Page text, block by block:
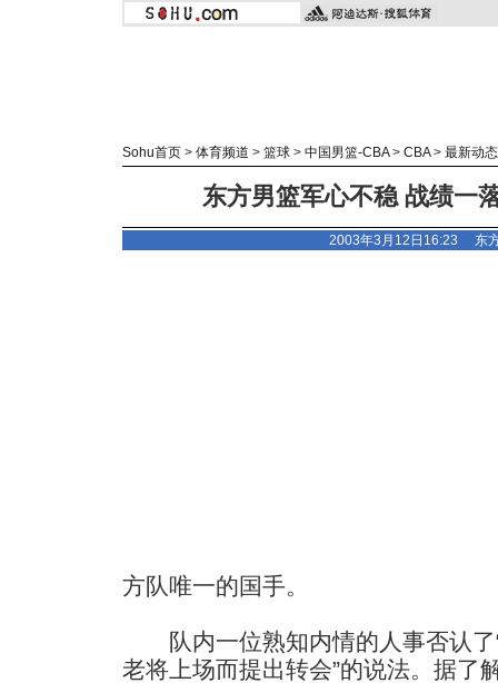
Sohu首页 > 体育频道 > 篮球 > 中国男篮-CBA> CBA> 最新动态
东方男篮军心不稳 战绩一
2003年3月12日16:23 东
方队唯一的国手。
队内一位熟知内情的人事否认了
老将上场而提出转会”的说法。据了